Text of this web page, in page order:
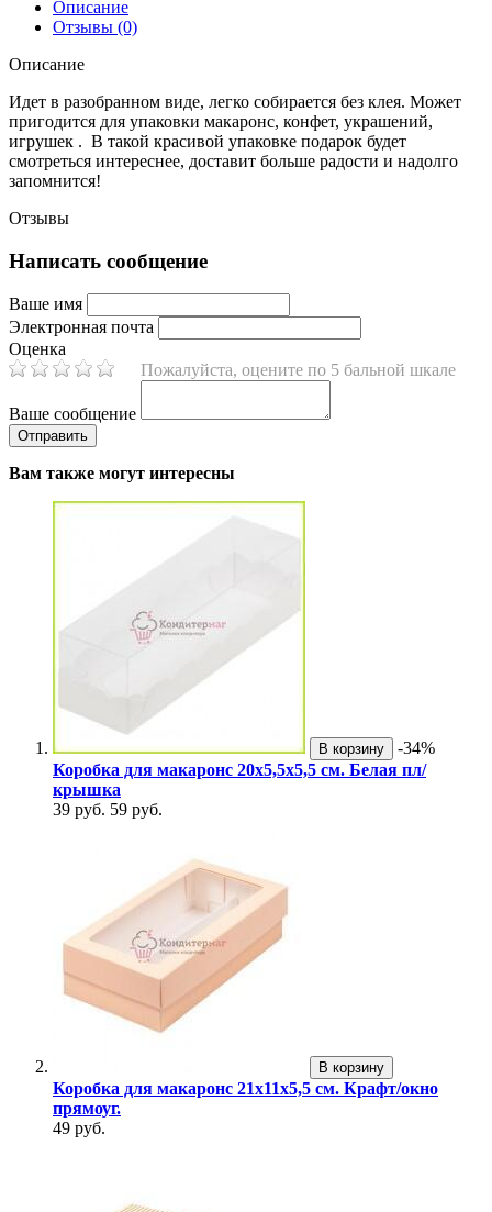
Описание
Отзывы (0)
Описание
Идет в разобранном виде, легко собирается без клея. Может
пригодится для упаковки макаронс, конфет, украшений,
игрушек . В такой красивой упаковке подарок будет
смотреться интереснее, доставит больше радости и надолго
запомнится!
Отзывы
Написать сообщение
Ваше имя
Электронная почта
Оценка
Пожалуйста, оцените по 5 бальной шкале
Ваше сообщение
Вам также могут интересны
В корзину
-34%
Коробка для макаронс 20х5,5х5,5 см. Белая пл/
крышка
39 руб. 59 руб.
В корзину
Коробка для макаронс 21х11х5,5 см. Крафт/окно
прямоуг.
49 руб.